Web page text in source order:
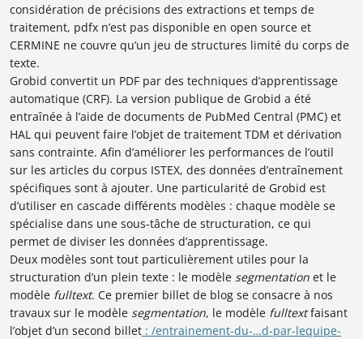
considération de précisions des extractions et temps de
traitement, pdfx n’est pas disponible en open source et
CERMINE ne couvre qu’un jeu de structures limité du corps de
texte.
Grobid convertit un PDF par des techniques d’apprentissage
automatique (CRF). La version publique de Grobid a été
entraînée à l’aide de documents de PubMed Central (PMC) et
HAL qui peuvent faire l’objet de traitement TDM et dérivation
sans contrainte. Afin d’améliorer les performances de l’outil
sur les articles du corpus ISTEX, des données d’entraînement
spécifiques sont à ajouter. Une particularité de Grobid est
d’utiliser en cascade différents modèles : chaque modèle se
spécialise dans une sous-tâche de structuration, ce qui
permet de diviser les données d’apprentissage.
Deux modèles sont tout particulièrement utiles pour la
structuration d’un plein texte : le modèle segmentation et le
modèle fulltext. Ce premier billet de blog se consacre à nos
travaux sur le modèle segmentation, le modèle fulltextfaisant
l’objet d’un second billet : /entrainement-du-…d-par-lequipe-